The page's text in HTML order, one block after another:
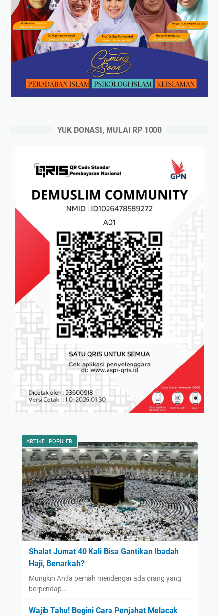
YUK DONASI, MULAI RP 1000
ARTIKEL POPULER
Shalat Jumat 40 Kali Bisa Gantikan Ibadah
Haji, Benarkah?
Mungkin Anda pernah mendengar ada orang yang
berpendap…
Wajib Tahu! Begini Cara Penjahat Melacak